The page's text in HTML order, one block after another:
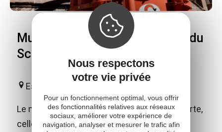
Musée Joseph Vaylet - Musée du
Scaphandre
Espalion
Le musée vous invite à une double découverte,
celle des arts et traditions populaires de la
Nous respectons
votre vie privée
Pour un fonctionnement optimal, vous offrir
des fonctionnalités relatives aux réseaux
sociaux, améliorer votre expérience de
navigation, analyser et mesurer le trafic afin